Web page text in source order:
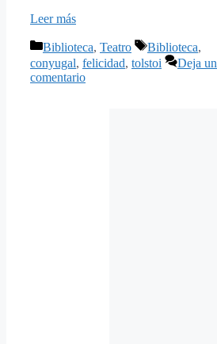
Leer más
Categorías
Biblioteca, Teatro Etiquetas
Biblioteca,
conyugal, felicidad, tolstoi
Deja un
comentario